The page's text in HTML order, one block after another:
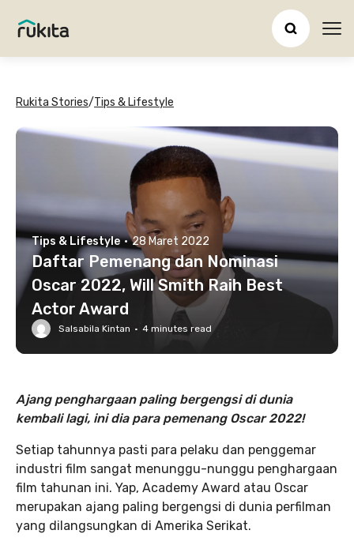
Rukita Stories/Tips & Lifestyle
Tips & Lifestyle · 28 Maret 2022
Daftar Pemenang dan Nominasi
Oscar 2022, Will Smith Raih Best
Actor Award
Salsabila Kintan · 4 minutes read
Ajang penghargaan paling bergengsi di dunia
kembali lagi, ini dia para pemenang Oscar 2022!
Setiap tahunnya pasti para pelaku dan penggemar
industri film sangat menunggu-nunggu penghargaan
film tahunan ini. Yap, Academy Award atau Oscar
merupakan ajang paling bergengsi di dunia perfilman
yang dilangsungkan di Amerika Serikat.